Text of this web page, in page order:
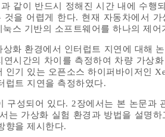
같이 반드시 정해진 시간 내에 수행
것을 어렵게 한다. 현재 자동차에서
스 기반의 소프트웨어를 하나의 제
상화 환경에서 인터럽트 지연에 대해
연시간의 차이를 측정하여 차량 가상
인기 있는 오픈소스 하이퍼바이저인
럽트 지연을 측정하였다.
구성되어 있다. 2장에서는 본 논문과
는 가상화 실험 환경과 방법을 설명
향을 제시한다.